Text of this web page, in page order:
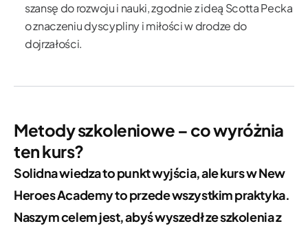
szansę do rozwoju i nauki, zgodnie z ideą Scotta Pecka
o znaczeniu dyscypliny i miłości w drodze do
dojrzałości.
Metody szkoleniowe – co wyróżnia
ten kurs?
Solidna wiedza to punkt wyjścia, ale kurs w New
Heroes Academy to przede wszystkim praktyka.
Naszym celem jest, abyś wyszedł ze szkolenia z